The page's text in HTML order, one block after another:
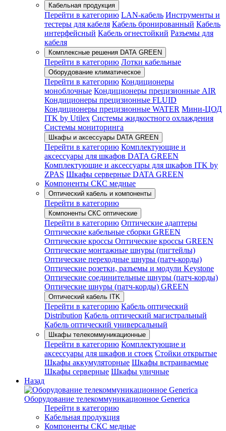
Кабельная продукция
Перейти в категорию LAN-кабель Инструменты и
тестеры для кабеля Кабель бронированный Кабель
интерфейсный Кабель огнестойкий Разъемы для
кабеля
Комплексные решения DATA GREEN
Перейти в категорию Лотки кабельные
Оборудование климатическое
Перейти в категорию Кондиционеры
моноблочные Кондиционеры прецизионные AIR
Кондиционеры прецизионные FLUID
Кондиционеры прецизионные WATER Мини-ЦОД
ITK by Utilex Системы жидкостного охлаждения
Системы мониторинга
Шкафы и аксессуары DATA GREEN
Перейти в категорию Комплектующие и
аксессуары для шкафов DATA GREEN
Комплектующие и аксессуары для шкафов ITK by
ZPAS Шкафы серверные DATA GREEN
Компоненты СКС медные
Оптический кабель и компоненты
Перейти в категорию
Компоненты СКС оптические
Перейти в категорию Оптические адаптеры
Оптические кабельные сборки GREEN
Оптические кроссы Оптические кроссы GREEN
Оптические монтажные шнуры (пигтейлы)
Оптические переходные шнуры (патч-корды)
Оптические розетки, разъемы и модули Keystone
Оптические соединительные шнуры (патч-корды)
Оптические шнуры (патч-корды) GREEN
Оптический кабель ITK
Перейти в категорию Кабель оптический
Distribution Кабель оптический магистральный
Кабель оптический универсальный
Шкафы телекоммуникационные
Перейти в категорию Комплектующие и
аксессуары для шкафов и стоек Стойки открытые
Шкафы аккумуляторные Шкафы встраиваемые
Шкафы серверные Шкафы уличные
Назад
Оборудование телекоммуникационное Generica
Перейти в категорию
Кабельная продукция
Компоненты СКС медные